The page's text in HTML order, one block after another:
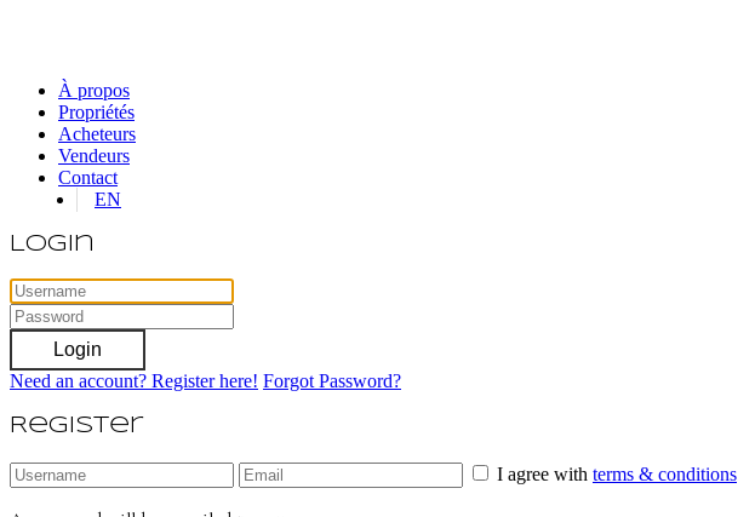
À propos
Propriétés
Acheteurs
Vendeurs
Contact
EN
Login
Login
Need an account? Register here! Forgot Password?
Register
I agree with terms & conditions